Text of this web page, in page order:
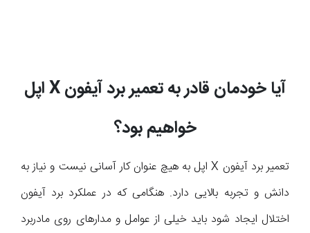
آیا خودمان قادر به تعمیر برد آیفونXاپل
خواهیم بود؟
تعمیر برد آیفون X اپل به هیچ عنوان کار آسانی نیست و نیاز به
دانش و تجربه بالایی دارد. هنگامی که در عملکرد برد آیفون
اختلال ایجاد شود باید خیلی از عوامل و مدارهای روی مادربرد